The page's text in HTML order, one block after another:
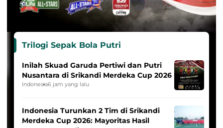
Trilogi Sepak Bola Putri
Inilah Skuad Garuda Pertiwi dan Putri
Nusantara di Srikandi Merdeka Cup 2026
Indonesia6 jam yang lalu
Indonesia Turunkan 2 Tim di Srikandi
Merdeka Cup 2026: Mayoritas Hasil